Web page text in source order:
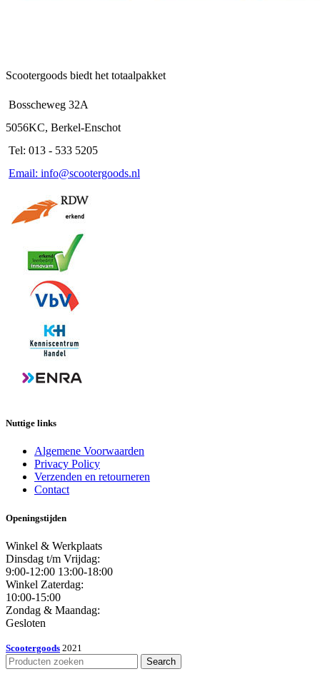
Scootergoods biedt het totaalpakket
Bosscheweg 32A
5056KC, Berkel-Enschot
Tel: 013 - 533 5205
Email: info@scootergoods.nl
Nuttige links
Algemene Voorwaarden
Privacy Policy
Verzenden en retourneren
Contact
Openingstijden
Winkel & Werkplaats
Dinsdag t/m Vrijdag:
9:00-12:00 13:00-18:00
Winkel Zaterdag:
10:00-15:00
Zondag & Maandag:
Gesloten
Scootergoods 2021
Search